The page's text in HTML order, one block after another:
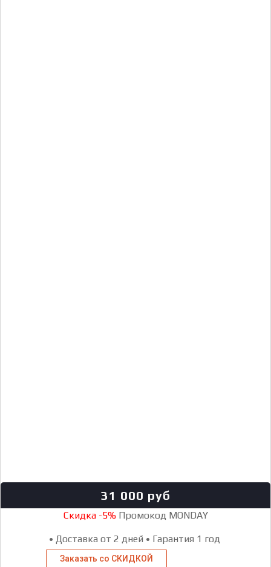
31 000 руб
Скидка -5%Промокод MONDAY
• Доставка от 2 дней • Гарантия 1 год
Заказать со СКИДКОЙ